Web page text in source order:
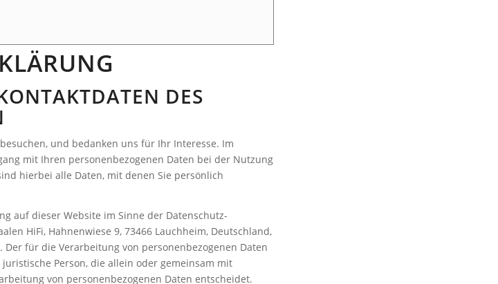
DES
und bedanken uns für Ihr Interesse. Im
mit Ihren personenbezogenen Daten bei der Nutzung
hierbei alle Daten, mit denen Sie persönlich
auf dieser Website im Sinne der Datenschutz-
HiFi, Hahnenwiese 9, 73466 Lauchheim, Deutschland,
Der für die Verarbeitung von personenbezogenen Daten
Person, die allein oder gemeinsam mit
von personenbezogenen Daten entscheidet.